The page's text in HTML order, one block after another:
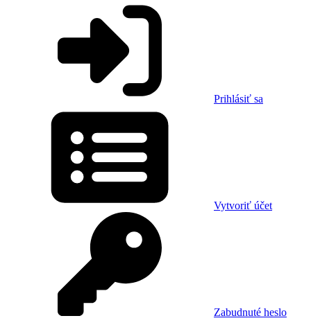
Prihlásiť sa
Vytvoriť účet
Zabudnuté heslo